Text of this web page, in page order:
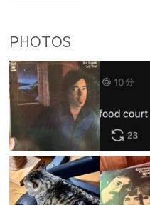
PHOTOS